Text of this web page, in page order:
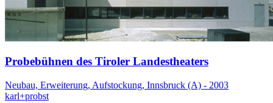
Probebühnen des Tiroler Landestheaters
Neubau, Erweiterung, Aufstockung, Innsbruck (A) - 2003
karl+probst